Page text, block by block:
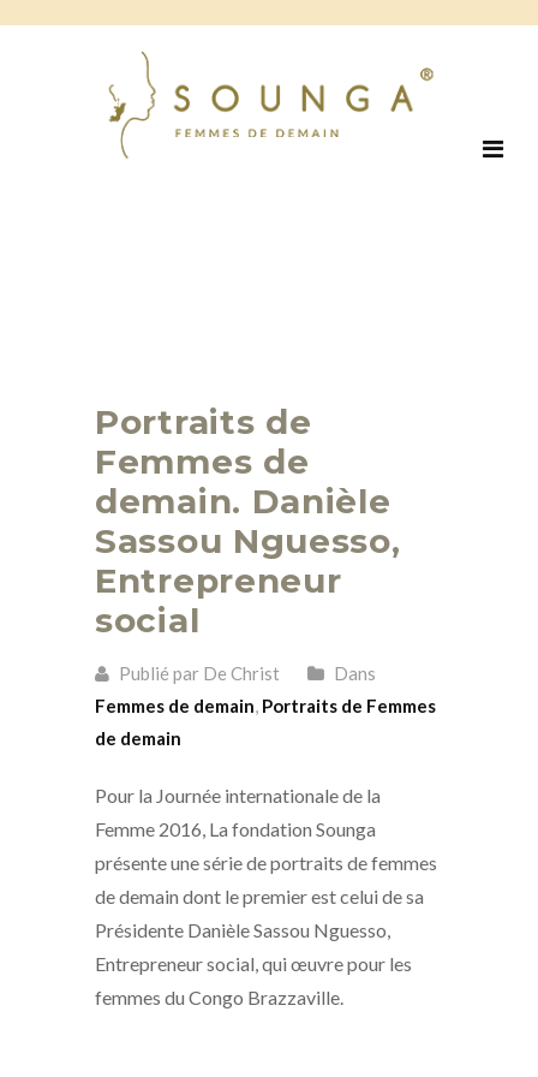
Portraits de
Femmes de
demain. Danièle
Sassou Nguesso,
Entrepreneur
social
Publié par De Christ
Dans
Femmes de demain, Portraits de Femmes
de demain
Pour la Journée internationale de la
Femme 2016, La fondation Sounga
présente une série de portraits de femmes
de demain dont le premier est celui de sa
Présidente Danièle Sassou Nguesso,
Entrepreneur social, qui œuvre pour les
femmes du Congo Brazzaville.